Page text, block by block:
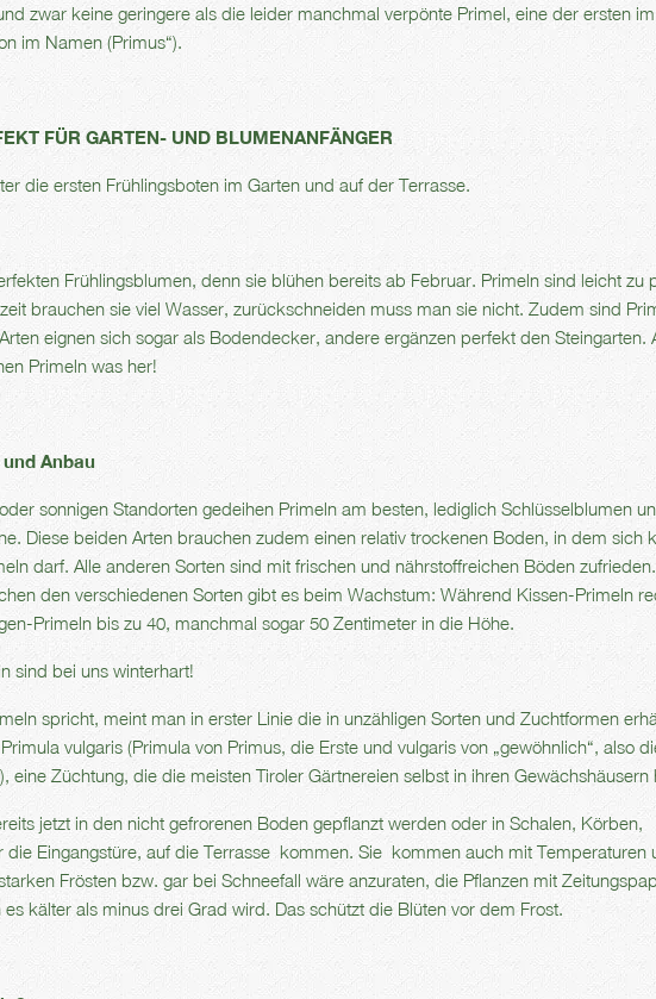
zwar keine geringere als die leider manchmal verpönte Primel, eine der ersten
im Namen (Primus“).
FÜR GARTEN- UND BLUMENANFÄNGER
die ersten Frühlingsboten im Garten und auf der Terrasse.
Frühlingsblumen, denn sie blühen bereits ab Februar. Primeln sind leicht zu
brauchen sie viel Wasser, zurückschneiden muss man sie nicht. Zudem sind
eignen sich sogar als Bodendecker, andere ergänzen perfekt den Steingarten.
Primeln was her!
Anbau
sonnigen Standorten gedeihen Primeln am besten, lediglich Schlüsselblumen
Diese beiden Arten brauchen zudem einen relativ trockenen Boden, in dem sich
darf. Alle anderen Sorten sind mit frischen und nährstoffreichen Böden
den verschiedenen Sorten gibt es beim Wachstum: Während Kissen-Primeln
Primeln bis zu 40, manchmal sogar 50 Zentimeter in die Höhe.
sind bei uns winterhart!
spricht, meint man in erster Linie die in unzähligen Sorten und Zuchtformen
vulgaris (Primula von Primus, die Erste und vulgaris von „gewöhnlich“, also
eine Züchtung, die die meisten Tiroler Gärtnereien selbst in ihren Gewächshäusern
jetzt in den nicht gefrorenen Boden gepflanzt werden oder in Schalen, Körben,
die Eingangstüre, auf die Terrasse kommen. Sie kommen auch mit Temperaturen
Frösten bzw. gar bei Schneefall wäre anzuraten, die Pflanzen mit
kälter als minus drei Grad wird. Das schützt die Blüten vor dem Frost.